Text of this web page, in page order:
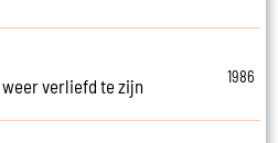
verliefd te zijn
1986